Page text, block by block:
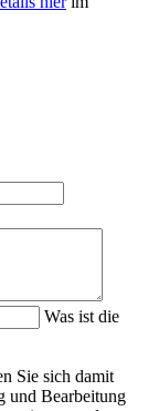
Was ist die
Sie sich damit
und Bearbeitung